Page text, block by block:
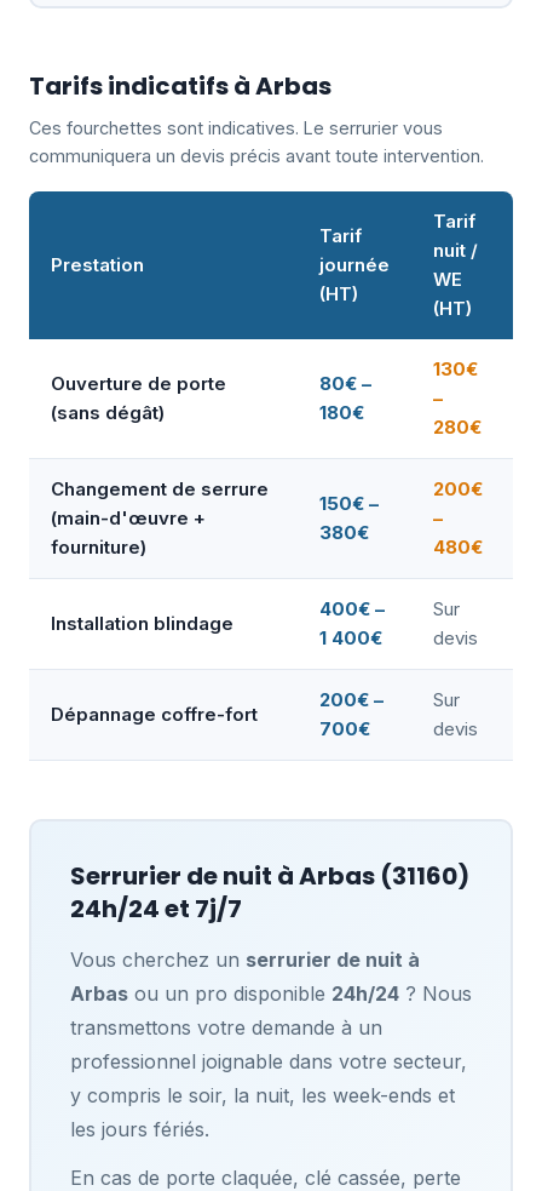
Tarifs indicatifs à Arbas
Ces fourchettes sont indicatives. Le serrurier vous
communiquera un devis précis avant toute intervention.
Prestation
Tarif
journée
(HT)
Tarif
nuit /
WE
(HT)
Ouverture de porte
(sans dégât)
80€ –
180€
130€
–
280€
Changement de serrure
(main-d'œuvre +
fourniture)
150€ –
380€
200€
–
480€
Installation blindage
400€ –
1 400€
Sur
devis
Dépannage coffre-fort
200€ –
700€
Sur
devis
Serrurier de nuit àArbas(31160)
24h/24 et 7j/7
Vous cherchez un serrurier de nuit à
Arbasou un pro disponible 24h/24? Nous
transmettons votre demande à un
professionnel joignable dans votre secteur,
y compris le soir, la nuit, les week-ends et
les jours fériés.
En cas de porte claquée, clé cassée, perte